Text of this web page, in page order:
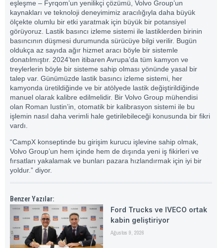
eşleşme – Fyrqom’un yenilikçi çözümü, Volvo Group’un
kaynakları ve teknoloji deneyimimiz aracılığıyla daha büyük
ölçekte olumlu bir etki yaratmak için büyük bir potansiyel
görüyoruz. Lastik basıncı izleme sistemi ile lastiklerden birinin
basıncının düşmesi durumunda sürücüye bilgi verilir. Bugün
oldukça az sayıda ağır hizmet aracı böyle bir sistemle
donatılmıştır. 2024’ten itibaren Avrupa’da tüm kamyon ve
treylerlerin böyle bir sisteme sahip olması yönünde yasal bir
talep var. Günümüzde lastik basıncı izleme sistemi, her
kamyonda üretildiğinde ve bir atölyede lastik değiştirildiğinde
manuel olarak kalibre edilmelidir. Bir Volvo Group mühendisi
olan Roman Iustin’in, otomatik bir kalibrasyon sistemi ile bu
işlemin nasıl daha verimli hale getirilebileceği konusunda bir fikri
vardı.
“CampX konseptinde bu girişim kurucu işlevine sahip olmak,
Volvo Group’un hem içinde hem de dışında yeni iş fikirleri ve
fırsatları yakalamak ve bunları pazara hızlandırmak için iyi bir
yoldur.” diyor.
Benzer Yazılar:
Ford Trucks ve IVECO ortak
kabin geliştiriyor
Ağustos 9, 2026